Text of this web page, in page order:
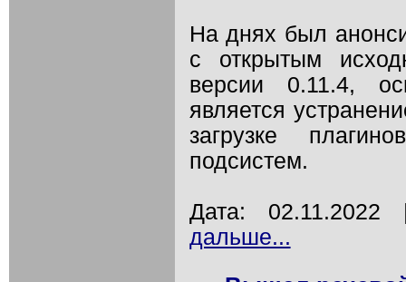
На днях был
с открытым
версии 0.11.4,
является
загрузке
подсистем.
Дата:
дальше...